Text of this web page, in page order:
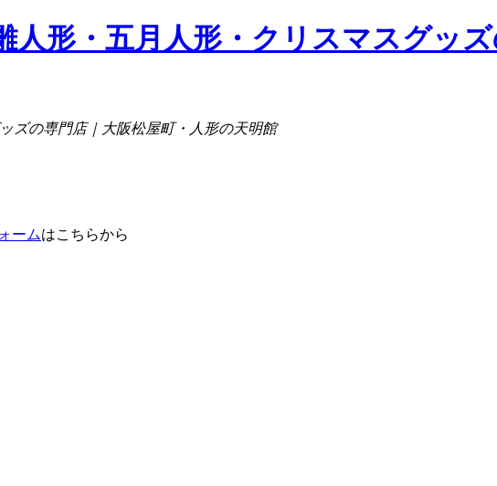
ズの専門店｜大阪松屋町・人形の天明館
ームはこちらから